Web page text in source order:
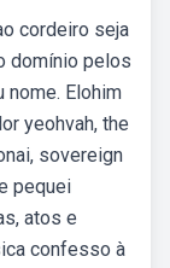
cordeiro seja
domínio pelos
Elohim
yeohvah, the
sovereign
pequei
atos e
confesso à